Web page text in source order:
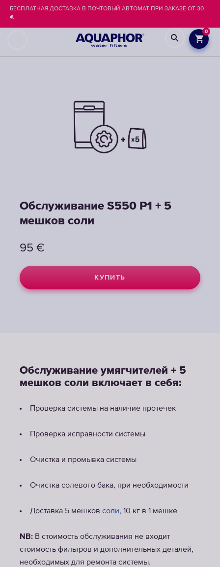
0
БЕСПЛАТНАЯ ДОСТАВКА В ПОЧТОВЫЙ АВТОМАТ ПРИ ЗАКАЗЕ ОТ 30
€
Обслуживание S550 P1 + 5
мешков соли
95 €
КУПИТЬ
Обслуживание умягчителей + 5
мешков соли включает в себя:
Проверка системы на наличие протечек
Проверка исправности системы
Очистка и промывка системы
Очистка солевого бака, при необходимости
Доставка 5 мешков соли, 10 кг в 1 мешке
NB: В стоимость обслуживания не входит
стоимость фильтров и дополнительных деталей,
необходимых для ремонта системы.